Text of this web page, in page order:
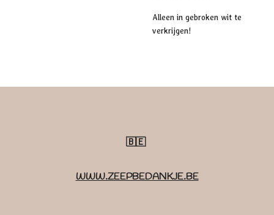
Alleen in gebroken wit te
verkrijgen!
🇧🇪
WWW.ZEEPBEDANKJE.BE